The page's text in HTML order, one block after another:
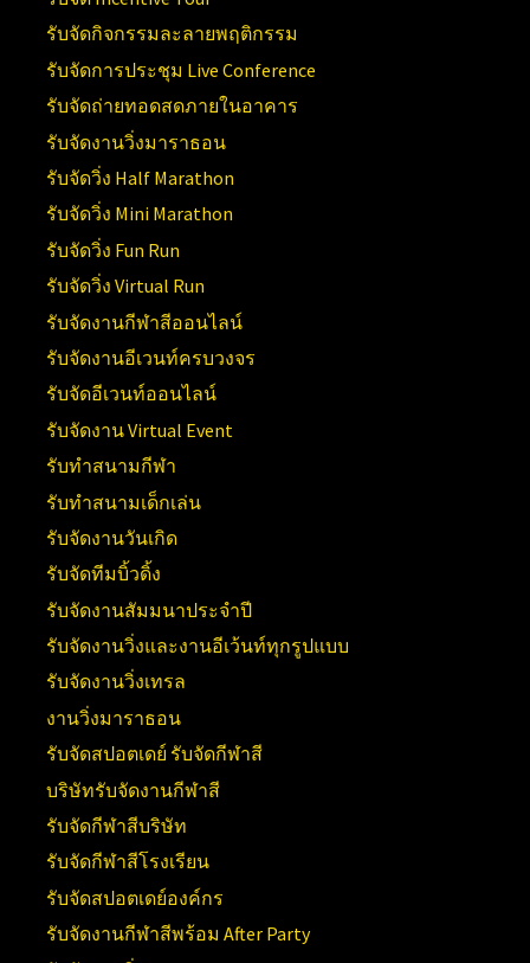
รับจัดกิจกรรมละลายพฤติกรรม
รับจัดการประชุม Live Conference
รับจัดถ่ายทอดสดภายในอาคาร
รับจัดงานวิ่งมาราธอน
รับจัดวิ่ง Half Marathon
รับจัดวิ่ง Mini Marathon
รับจัดวิ่ง Fun Run
รับจัดวิ่ง Virtual Run
รับจัดงานกีฬาสีออนไลน์
รับจัดงานอีเวนท์ครบวงจร
รับจัดอีเวนท์ออนไลน์
รับจัดงาน Virtual Event
รับทำสนามกีฬา
รับทำสนามเด็กเล่น
รับจัดงานวันเกิด
รับจัดทีมบิ้วดิ้ง
รับจัดงานสัมมนาประจำปี
รับจัดงานวิ่งและงานอีเว้นท์ทุกรูปแบบ
รับจัดงานวิ่งเทรล
งานวิ่งมาราธอน
รับจัดสปอตเดย์ รับจัดกีฬาสี
บริษัทรับจัดงานกีฬาสี
รับจัดกีฬาสีบริษัท
รับจัดกีฬาสีโรงเรียน
รับจัดสปอตเดย์องค์กร
รับจัดงานกีฬาสีพร้อม After Party